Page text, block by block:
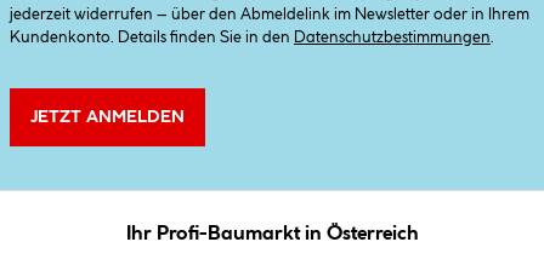
jederzeit widerrufen – über den Abmeldelink im Newsletter oder in Ihrem
Kundenkonto. Details finden Sie in den
Datenschutzbestimmungen
JETZT ANMELDEN
Ihr Profi-Baumarkt in Österreich